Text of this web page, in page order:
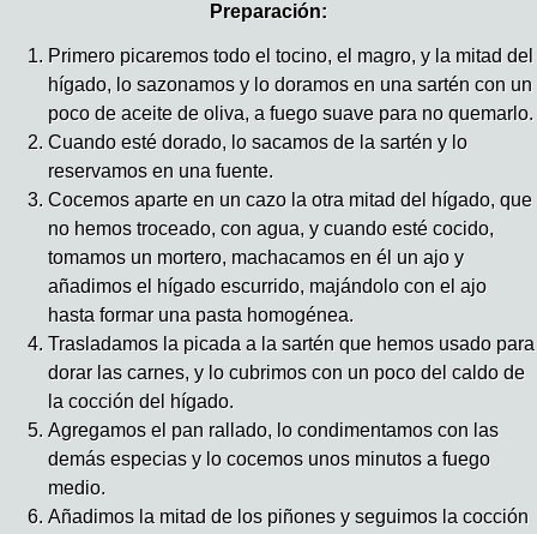
Preparación:
Primero picaremos todo el tocino, el magro, y la mitad del
hígado, lo sazonamos y lo doramos en una sartén con un
poco de aceite de oliva, a fuego suave para no quemarlo.
Cuando esté dorado, lo sacamos de la sartén y lo
reservamos en una fuente.
Cocemos aparte en un cazo la otra mitad del hígado, que
no hemos troceado, con agua, y cuando esté cocido,
tomamos un mortero, machacamos en él un ajo y
añadimos el hígado escurrido, majándolo con el ajo
hasta formar una pasta homogénea.
Trasladamos la picada a la sartén que hemos usado para
dorar las carnes, y lo cubrimos con un poco del caldo de
la cocción del hígado.
Agregamos el pan rallado, lo condimentamos con las
demás especias y lo cocemos unos minutos a fuego
medio.
Añadimos la mitad de los piñones y seguimos la cocción